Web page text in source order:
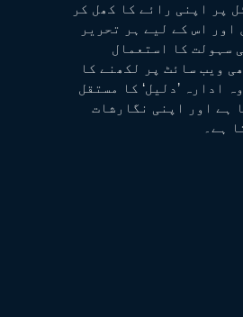
پر اپنی رائے کا کھل کر
اور اس کے لیے ہر تحریر
سہولت کا استعمال
ویب سائٹ پر لکھنے کا
ادارہ ’دلیل‘ کا مستقل
ہے اور اپنی نگارشات
ہے۔